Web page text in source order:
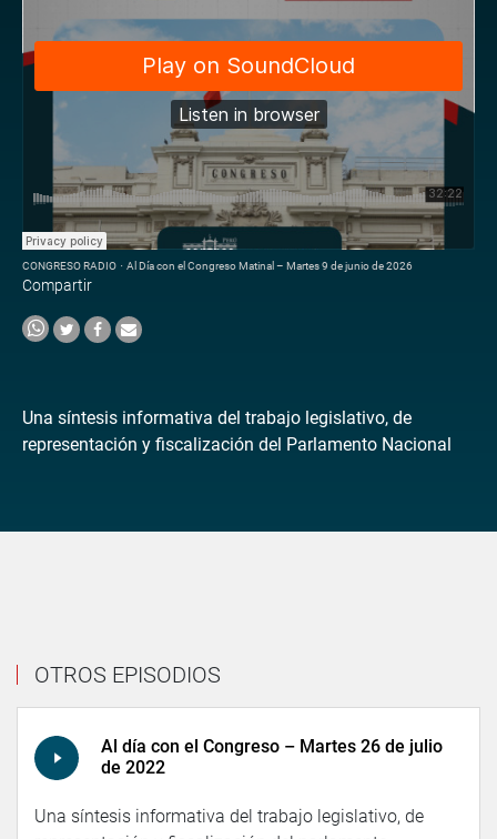
CONGRESO RADIO · Al Día con el Congreso Matinal – Martes 9 de junio de 2026
Compartir
Una síntesis informativa del trabajo legislativo, de
representación y fiscalización del Parlamento Nacional
OTROS EPISODIOS
Al día con el Congreso – Martes 26 de julio
de 2022
Una síntesis informativa del trabajo legislativo, de